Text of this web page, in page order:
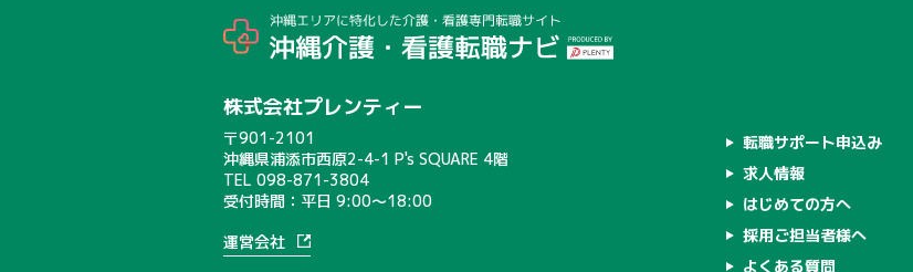
株式会社プレンティー
〒901-2101
沖縄県浦添市西原2-4-1 P's SQUARE 4階
TEL 098-871-3804
受付時間：平日 9:00〜18:00
運営会社
転職サポート申込み
求人情報
はじめての方へ
採用ご担当者様へ
よくある質問